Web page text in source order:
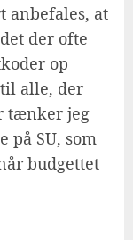
anbefales, at
der ofte
op
alle, der
tænker jeg
på SU, som
budgettet